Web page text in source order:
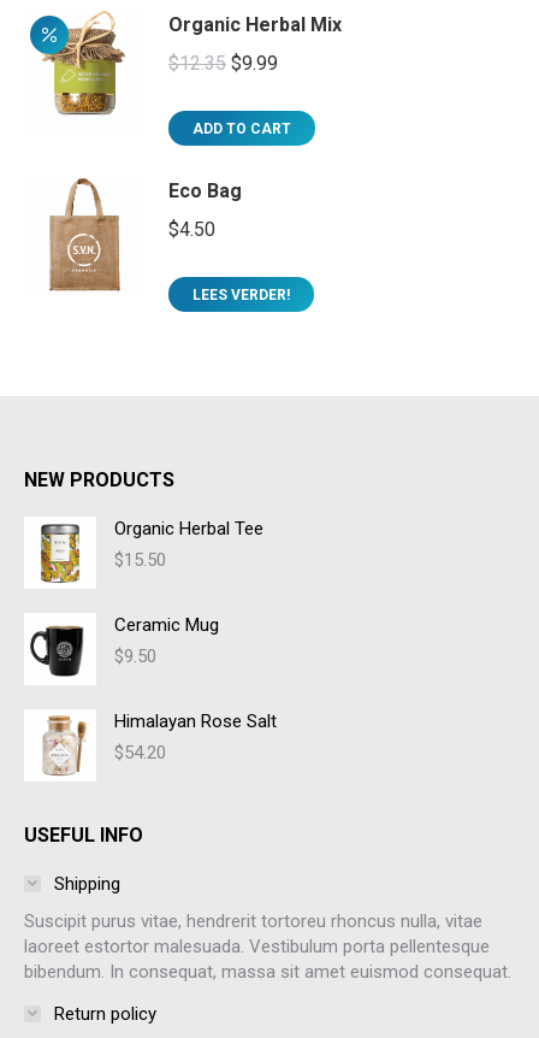
Organic Herbal Mix
$12.35 $9.99
ADD TO CART
Eco Bag
$4.50
LEES VERDER!
NEW PRODUCTS
Organic Herbal Tee
$15.50
Ceramic Mug
$9.50
Himalayan Rose Salt
$54.20
USEFUL INFO
Shipping
Suscipit purus vitae, hendrerit tortoreu rhoncus nulla, vitae
laoreet estortor malesuada. Vestibulum porta pellentesque
bibendum. In consequat, massa sit amet euismod consequat.
Return policy